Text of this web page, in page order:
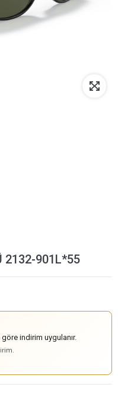
2132-901L*55
indirim uygulanır.